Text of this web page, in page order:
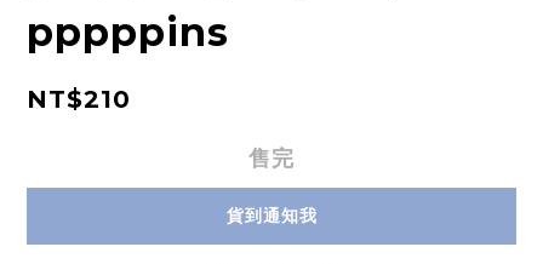
pppppins
NT$210
售完
貨到通知我